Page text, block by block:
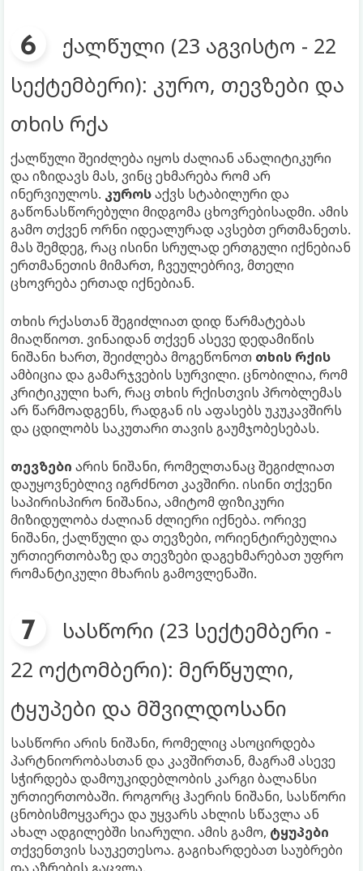
ქალწული (23 აგვისტო - 22
სექტემბერი): კურო, თევზები და
თხის რქა
ქალწული შეიძლება იყოს ძალიან ანალიტიკური
და იზიდავს მას, ვინც ეხმარება რომ არ
ინერვიულოს. კუროსაქვს სტაბილური და
გაწონასწორებული მიდგომა ცხოვრებისადმი. ამის
გამო თქვენ ორნი იდეალურად ავსებთ ერთმანეთს.
მას შემდეგ, რაც ისინი სრულად ერთგული იქნებიან
ერთმანეთის მიმართ, ჩვეულებრივ, მთელი
ცხოვრება ერთად იქნებიან.
თხის რქასთან შეგიძლიათ დიდ წარმატებას
მიაღწიოთ. ვინაიდან თქვენ ასევე დედამიწის
ნიშანი ხართ, შეიძლება მოგეწონოთ თხის რქის
ამბიცია და გამარჯვების სურვილი. ცნობილია, რომ
კრიტიკული ხარ, რაც თხის რქისთვის პრობლემას
არ წარმოადგენს, რადგან ის აფასებს უკუკავშირს
და ცდილობს საკუთარი თავის გაუმჯობესებას.
თევზები არის ნიშანი, რომელთანაც შეგიძლიათ
დაუყოვნებლივ იგრძნოთ კავშირი. ისინი თქვენი
საპირისპირო ნიშანია, ამიტომ ფიზიკური
მიზიდულობა ძალიან ძლიერი იქნება. ორივე
ნიშანი, ქალწული და თევზები, ორიენტირებულია
ურთიერთობაზე და თევზები დაგეხმარებათ უფრო
რომანტიკული მხარის გამოვლენაში.
სასწორი (23 სექტემბერი -
22 ოქტომბერი): მერწყული,
ტყუპები და მშვილდოსანი
სასწორი არის ნიშანი, რომელიც ასოცირდება
პარტნიორობასთან და კავშირთან, მაგრამ ასევე
სჭირდება დამოუკიდებლობის კარგი ბალანსი
ურთიერთობაში. როგორც ჰაერის ნიშანი, სასწორი
ცნობისმოყვარეა და უყვარს ახლის სწავლა ან
ახალ ადგილებში სიარული. ამის გამო, ტყუპები
თქვენთვის საუკეთესოა. გაგიხარდებათ საუბრები